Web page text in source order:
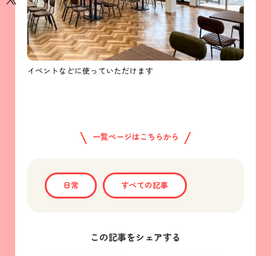
イベントなどに使っていただけます
一覧ページはこちらから
日常 すべての記事
この記事をシェアする